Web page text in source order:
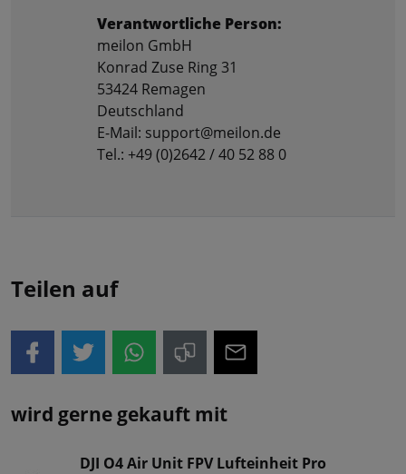
Verantwortliche Person:
meilon GmbH
Konrad Zuse Ring 31
53424 Remagen
Deutschland
E-Mail: support@meilon.de
Tel.: +49 (0)2642 / 40 52 88 0
Teilen auf
wird gerne gekauft mit
DJI O4 Air Unit FPV Lufteinheit Pro